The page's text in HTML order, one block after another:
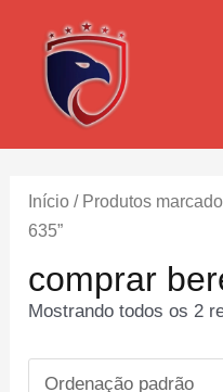
conteúdo
Início / Produtos
635”
comprar
Mostrando todos os 2